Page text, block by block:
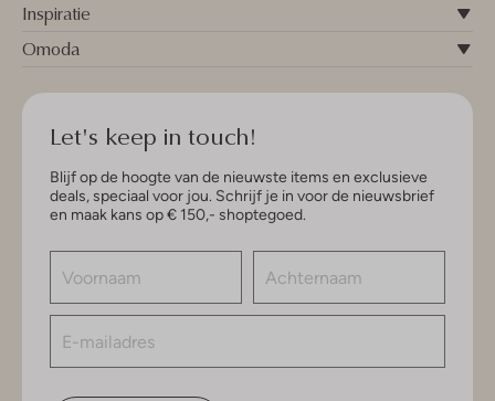
Inspiratie
Omoda
Let's keep in touch!
Blijf op de hoogte van de nieuwste items en exclusieve
deals, speciaal voor jou. Schrijf je in voor de nieuwsbrief
en maak kans op € 150,- shoptegoed.